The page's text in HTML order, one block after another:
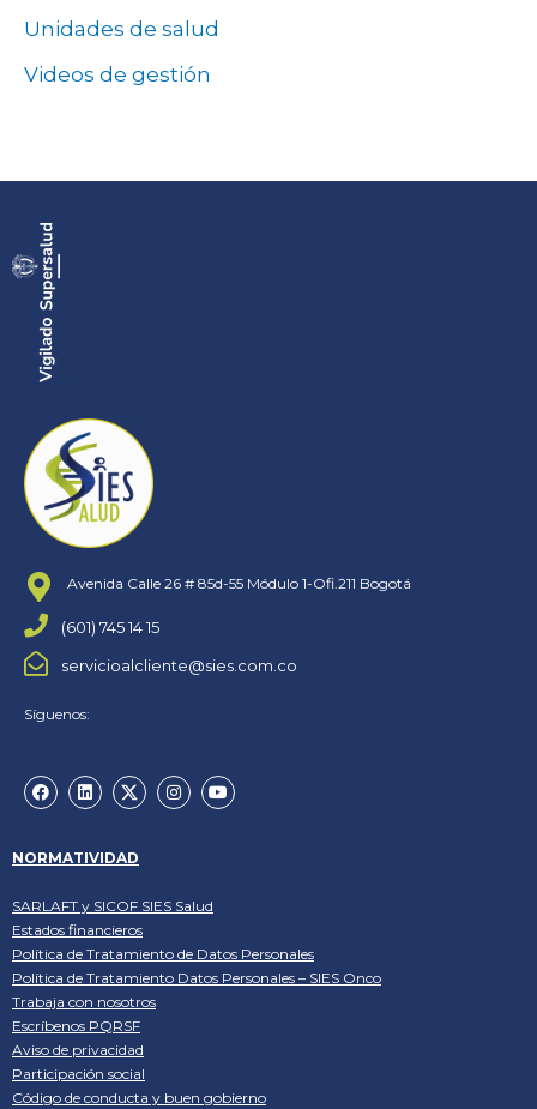
Unidades de salud
Videos de gestión
Avenida Calle 26 # 85d-55 Módulo 1-Ofi.211 Bogotá
(601) 745 14 15
servicioalcliente@sies.com.co
Síguenos:
NORMATIVIDAD
SARLAFT y SICOF SIES Salud
Estados financieros
Política de Tratamiento de Datos Personales
Política de Tratamiento Datos Personales – SIES Onco
Trabaja con nosotros
Escríbenos PQRSF
Aviso de privacidad
Participación social
Código de conducta y buen gobierno